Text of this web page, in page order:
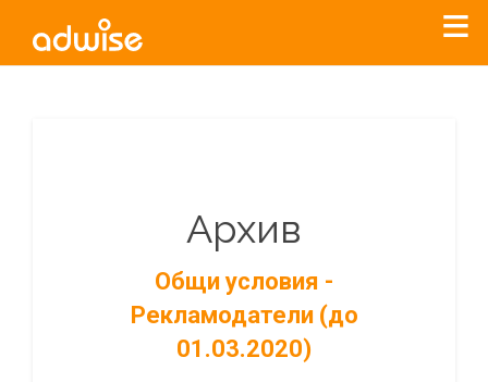
Архив
Общи условия -
Рекламодатели (до
01.03.2020)